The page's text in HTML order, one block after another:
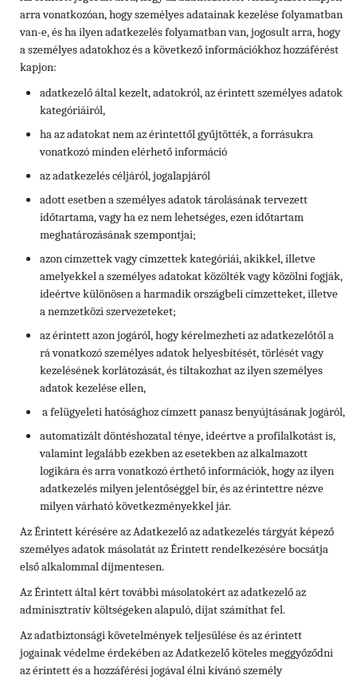
arra vonatkozóan, hogy személyes adatainak kezelése folyamatban
van-e, és ha ilyen adatkezelés folyamatban van, jogosult arra, hogy
a személyes adatokhoz és a következő információkhoz hozzáférést
kapjon:
adatkezelő által kezelt, adatokról, az érintett személyes adatok
kategóriáiról,
ha az adatokat nem az érintettől gyűjtötték, a forrásukra
vonatkozó minden elérhető információ
az adatkezelés céljáról, jogalapjáról
adott esetben a személyes adatok tárolásának tervezett
időtartama, vagy ha ez nem lehetséges, ezen időtartam
meghatározásának szempontjai;
azon címzettek vagy címzettek kategóriái, akikkel, illetve
amelyekkel a személyes adatokat közölték vagy közölni fogják,
ideértve különösen a harmadik országbeli címzetteket, illetve
a nemzetközi szervezeteket;
az érintett azon jogáról, hogy kérelmezheti az adatkezelőtől a
rá vonatkozó személyes adatok helyesbítését, törlését vagy
kezelésének korlátozását, és tiltakozhat az ilyen személyes
adatok kezelése ellen,
a felügyeleti hatósághoz címzett panasz benyújtásának jogáról,
automatizált döntéshozatal ténye, ideértve a profilalkotást is,
valamint legalább ezekben az esetekben az alkalmazott
logikára és arra vonatkozó érthető információk, hogy az ilyen
adatkezelés milyen jelentőséggel bír, és az érintettre nézve
milyen várható következményekkel jár.
Az Érintett kérésére az Adatkezelő az adatkezelés tárgyát képező
személyes adatok másolatát az Érintett rendelkezésére bocsátja
első alkalommal díjmentesen.
Az Érintett által kért további másolatokért az adatkezelő az
adminisztratív költségeken alapuló, díjat számíthat fel.
Az adatbiztonsági követelmények teljesülése és az érintett
jogainak védelme érdekében az Adatkezelő köteles meggyőződni
az érintett és a hozzáférési jogával élni kívánó személy